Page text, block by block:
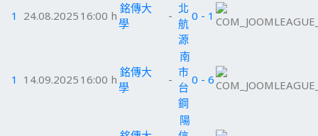
1 24.08.2025 16:00 h
銘傳大
學
-
北
航
源
0 - 1
1 14.09.2025 16:00 h
銘傳大
學
-
南
市
台
鋼
0 - 6
陽